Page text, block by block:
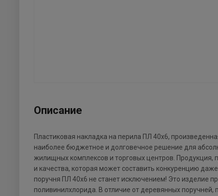
Описание
Пластиковая накладка на перила ПЛ 40х6,
наиболее бюджетное и долговечное решение для
жилищных комплексов и торговых центров. Продукция,
и качества, которая может составить конкуренцию
поручня ПЛ 40х6 не станет исключением! Это изделие
поливинилхлорида. В отличие от деревянных поручней,